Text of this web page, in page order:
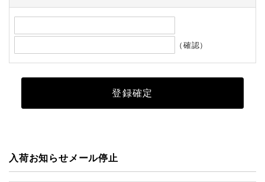
（確認）
入荷お知らせメール停止